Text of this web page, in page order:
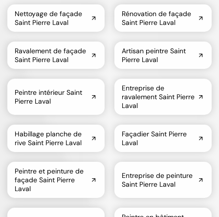
Nettoyage de façade
Saint Pierre Laval
Rénovation de façade
Saint Pierre Laval
Ravalement de façade
Saint Pierre Laval
Artisan peintre Saint
Pierre Laval
Peintre intérieur Saint
Pierre Laval
Entreprise de
ravalement Saint Pierre
Laval
Habillage planche de
rive Saint Pierre Laval
Façadier Saint Pierre
Laval
Peintre et peinture de
façade Saint Pierre
Laval
Entreprise de peinture
Saint Pierre Laval